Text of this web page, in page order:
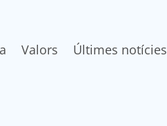
Valors Últimes notícies